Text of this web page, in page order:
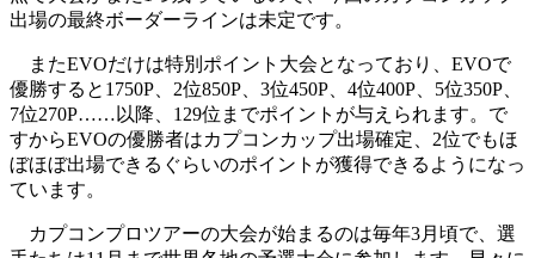
出場の最終ボーダーラインは未定です。
またEVOだけは特別ポイント大会となっており、EVOで
優勝すると1750P、2位850P、3位450P、4位400P、5位350P、
7位270P……以降、129位までポイントが与えられます。で
すからEVOの優勝者はカプコンカップ出場確定、2位でもほ
ぼほぼ出場できるぐらいのポイントが獲得できるようになっ
ています。
カプコンプロツアーの大会が始まるのは毎年3月頃で、選